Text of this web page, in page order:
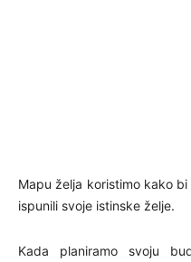
Mapu želja koristimo kako
ispunili svoje istinske želje.
Kada planiramo svoju